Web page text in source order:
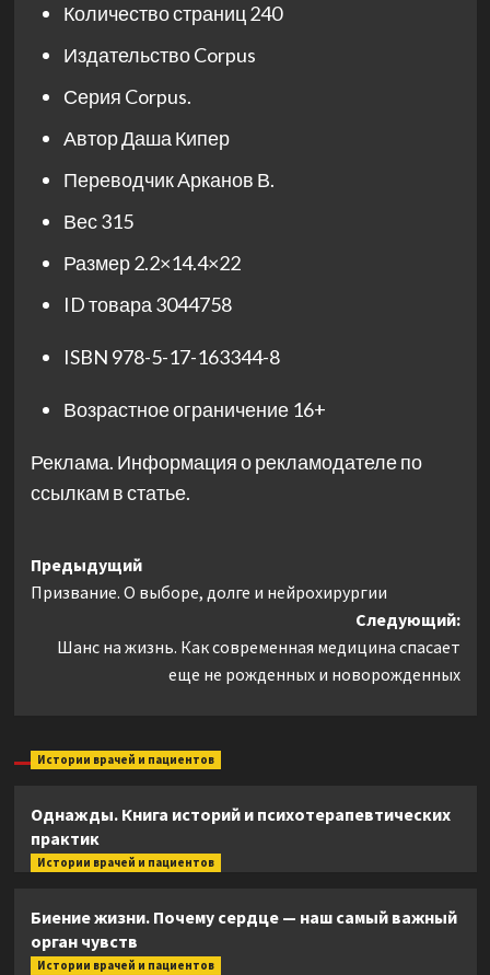
Количество страниц240
ИздательствоCorpus
Серия Corpus.
АвторДаша Кипер
ПереводчикАрканов В.
Вес315
Размер2.2×14.4×22
ID товара 3044758
ISBN 978-5-17-163344-8
Возрастное ограничение 16+
Реклама. Информация о рекламодателе по
ссылкам в статье.
Навигация
записи
Предыдущий
Призвание. О выборе, долге и нейрохирургии
Следующий:
Шанс на жизнь. Как современная медицина спасает
еще не рожденных и новорожденных
Истории врачей и пациентов
Однажды. Книга историй и психотерапевтических
практик
Истории врачей и пациентов
Биение жизни. Почему сердце — наш самый важный
орган чувств
Истории врачей и пациентов